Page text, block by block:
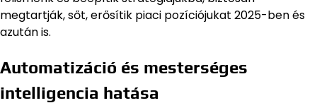
megtartják, sőt, erősítik piaci pozíciójukat 2025-ben és
azután is.
Automatizáció és mesterséges
intelligencia hatása